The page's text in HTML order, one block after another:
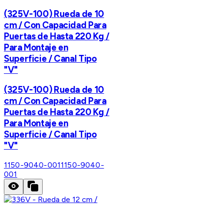
(325V-100) Rueda de 10
cm / Con Capacidad Para
Puertas de Hasta 220 Kg /
Para Montaje en
Superficie / Canal Tipo
"V"
(325V-100) Rueda de 10
cm / Con Capacidad Para
Puertas de Hasta 220 Kg /
Para Montaje en
Superficie / Canal Tipo
"V"
1150-9040-0011150-9040-
001